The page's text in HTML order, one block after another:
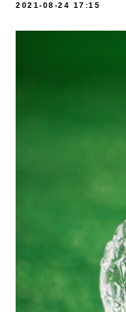
2021-08-24 17:15